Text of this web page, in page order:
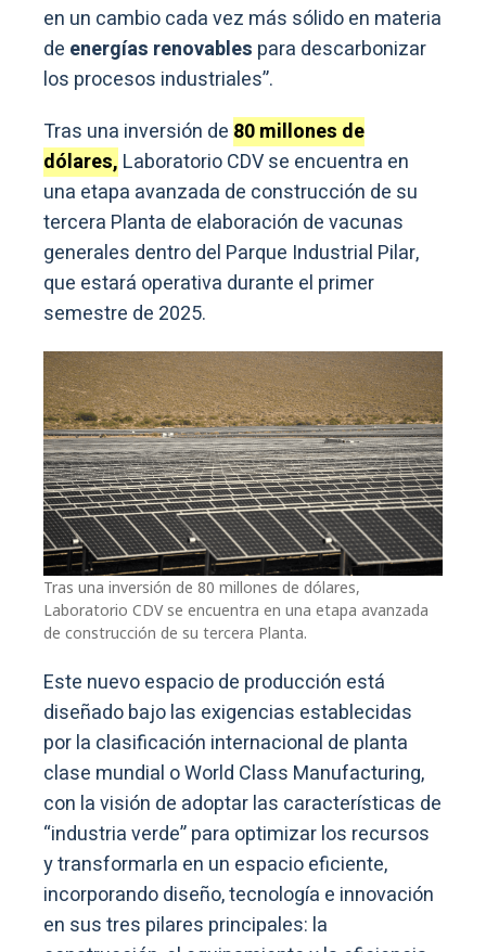
en un cambio cada vez más sólido en materia
de energías renovables para descarbonizar
los procesos industriales”.
Tras una inversión de 80 millones de
dólares, Laboratorio CDV se encuentra en
una etapa avanzada de construcción de su
tercera Planta de elaboración de vacunas
generales dentro del Parque Industrial Pilar,
que estará operativa durante el primer
semestre de 2025.
Tras una inversión de 80 millones de dólares,
Laboratorio CDV se encuentra en una etapa avanzada
de construcción de su tercera Planta.
Este nuevo espacio de producción está
diseñado bajo las exigencias establecidas
por la clasificación internacional de planta
clase mundial o World Class Manufacturing,
con la visión de adoptar las características de
“industria verde” para optimizar los recursos
y transformarla en un espacio eficiente,
incorporando diseño, tecnología e innovación
en sus tres pilares principales: la